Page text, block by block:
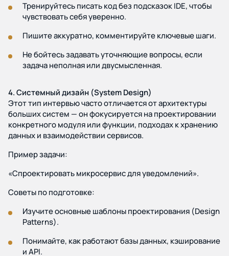
Тренируйтесь писать код без подсказок IDE, чтобы
чувствовать себя уверенно.
Пишите аккуратно, комментируйте ключевые шаги.
Не бойтесь задавать уточняющие вопросы, если
задача неполная или двусмысленная.
4. Системный дизайн (System Design)
Этот тип интервью часто отличается от архитектуры
больших систем — он фокусируется на проектировании
конкретного модуля или функции, подходах к хранению
данных и взаимодействии сервисов.
Пример задачи:
«Спроектировать микросервис для уведомлений».
Советы по подготовке:
Изучите основные шаблоны проектирования (Design
Patterns).
Понимайте, как работают базы данных, кэширование
и API.